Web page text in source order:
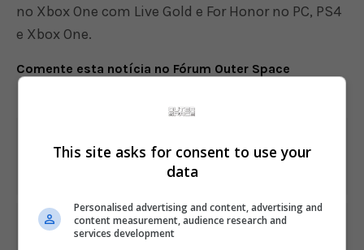
no Xbox One com Live Gold e For Honor no PC, PS4
e Xbox One.
Comente esta notícia no Fórum Outer Space
PREVIOUS ARTICLE
Activision admite que está preocupada com sucesso de
This site asks for consent to use your
data
Personalised advertising and content, advertising and
content measurement, audience research and
services development